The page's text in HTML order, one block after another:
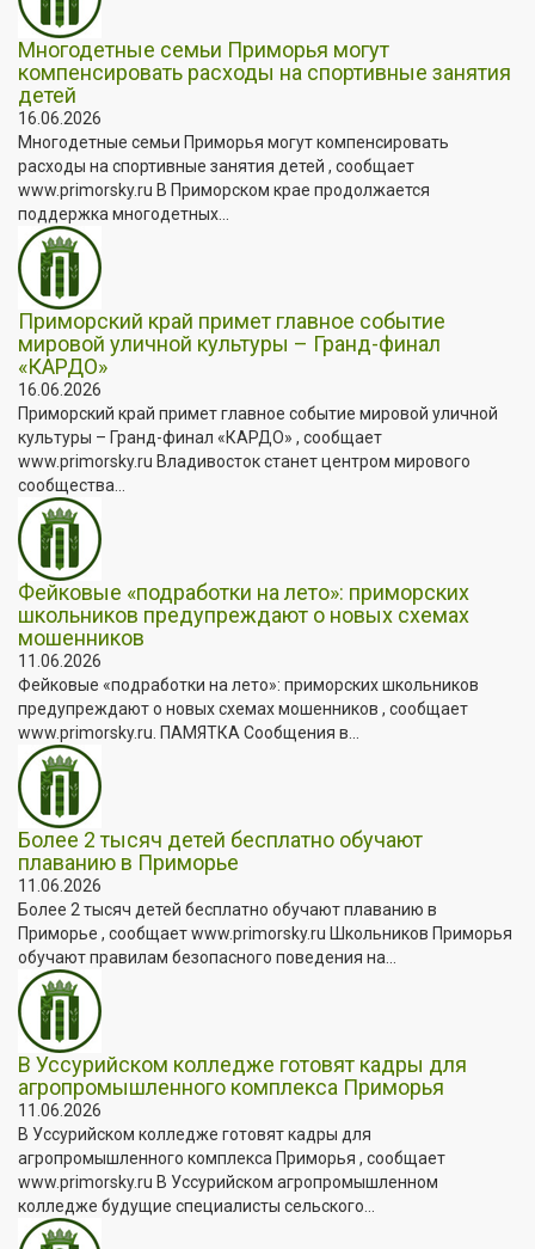
Многодетные семьи Приморья могут
компенсировать расходы на спортивные занятия
детей
16.06.2026
Многодетные семьи Приморья могут компенсировать
расходы на спортивные занятия детей , сообщает
www.primorsky.ru В Приморском крае продолжается
поддержка многодетных...
Приморский край примет главное событие
мировой уличной культуры – Гранд-финал
«КАРДО»
16.06.2026
Приморский край примет главное событие мировой уличной
культуры – Гранд-финал «КАРДО» , сообщает
www.primorsky.ru Владивосток станет центром мирового
сообщества...
Фейковые «подработки на лето»: приморских
школьников предупреждают о новых схемах
мошенников
11.06.2026
Фейковые «подработки на лето»: приморских школьников
предупреждают о новых схемах мошенников , сообщает
www.primorsky.ru. ПАМЯТКА Сообщения в...
Более 2 тысяч детей бесплатно обучают
плаванию в Приморье
11.06.2026
Более 2 тысяч детей бесплатно обучают плаванию в
Приморье , сообщает www.primorsky.ru Школьников Приморья
обучают правилам безопасного поведения на...
В Уссурийском колледже готовят кадры для
агропромышленного комплекса Приморья
11.06.2026
В Уссурийском колледже готовят кадры для
агропромышленного комплекса Приморья , сообщает
www.primorsky.ru В Уссурийском агропромышленном
колледже будущие специалисты сельского...